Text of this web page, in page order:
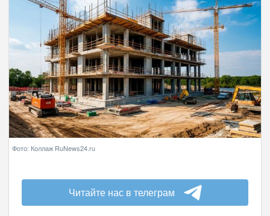
Фото: Коллаж RuNews24.ru
Читайте нас в телеграм